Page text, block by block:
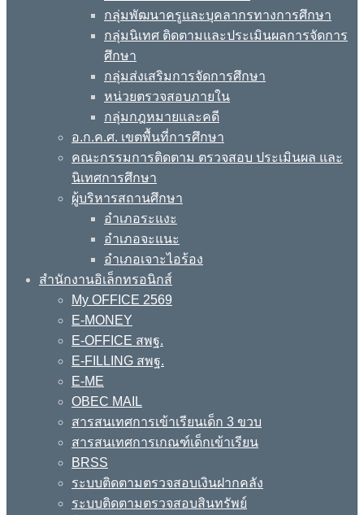
กลุ่มพัฒนาครูและบุคลากรทางการศึกษา
กลุ่มนิเทศ ติดตามและประเมินผลการจัดการ
ศึกษา
กลุ่มส่งเสริมการจัดการศึกษา
หน่วยตรวจสอบภายใน
กลุ่มกฎหมายและคดี
อ.ก.ค.ศ. เขตพื้นที่การศึกษา
คณะกรรมการติดตาม ตรวจสอบ ประเมินผล และ
นิเทศการศึกษา
ผู้บริหารสถานศึกษา
อำเภอระแงะ
อำเภอจะแนะ
อำเภอเจาะไอร้อง
สำนักงานอิเล็กทรอนิกส์
My OFFICE 2569
E-MONEY
E-OFFICE สพฐ.
E-FILLING สพฐ.
E-ME
OBEC MAIL
สารสนเทศการเข้าเรียนเด็ก 3 ขวบ
สารสนเทศการเกณฑ์เด็กเข้าเรียน
BRSS
ระบบติดตามตรวจสอบเงินฝากคลัง
ระบบติดตามตรวจสอบสินทรัพย์